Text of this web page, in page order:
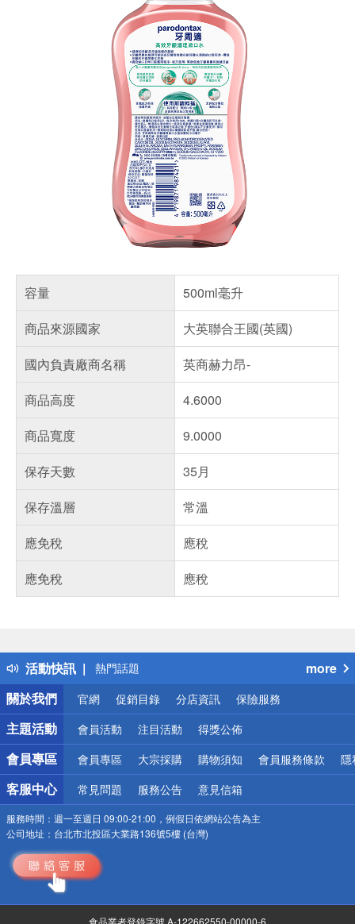
容量
500ml毫升
商品來源國家
大英聯合王國(英國)
國內負責廠商名稱
英商赫力昂-
商品高度
4.6000
商品寬度
9.0000
保存天數
35月
保存溫層
常溫
應免稅
應稅
應免稅
應稅
活動快訊
得獎公告
熱門話題
銀行優惠
偏遠地區配送
詐騙網頁！請小心！
more
關於我們
官網 促銷目錄 分店資訊 保險服務
主題活動 會員活動 注目活動 得獎公佈
會員專區 會員專區 大宗採購 購物須知 會員服務條款 隱
客服中心 常見問題 服務公告 意見信箱
服務時間： 週一至週日 09:00-21:00，例假日依網站公告為主
公司地址： 台北市北投區大業路136號5樓 (台灣)
食品業者登錄字號 A-122662550-00000-6